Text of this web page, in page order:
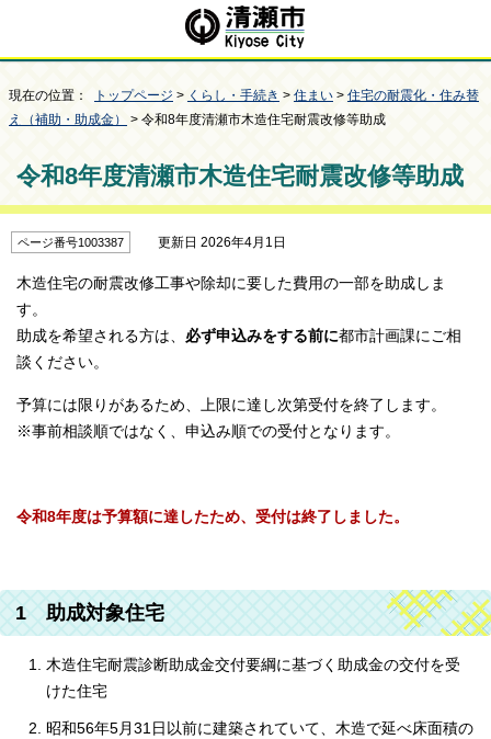
現在の位置： トップページ > くらし・手続き > 住まい > 住宅の耐震化・住み替
え（補助・助成金）
> 令和8年度清瀬市木造住宅耐震改修等助成
令和8年度清瀬市木造住宅耐震改修等助成
ページ番号1003387 更新日 2026年4月1日
木造住宅の耐震改修工事や除却に要した費用の一部を助成しま
す。
助成を希望される方は、 必ず申込みをする前に都市計画課にご相
談ください。
予算には限りがあるため、上限に達し次第受付を終了します。
※事前相談順ではなく、申込み順での受付となります。
令和8年度は予算額に達したため、受付は終了しました。
1 助成対象住宅
木造住宅耐震診断助成金交付要綱に基づく助成金の交付を受
けた住宅
昭和56年5月31日以前に建築されていて、木造で延べ床面積の